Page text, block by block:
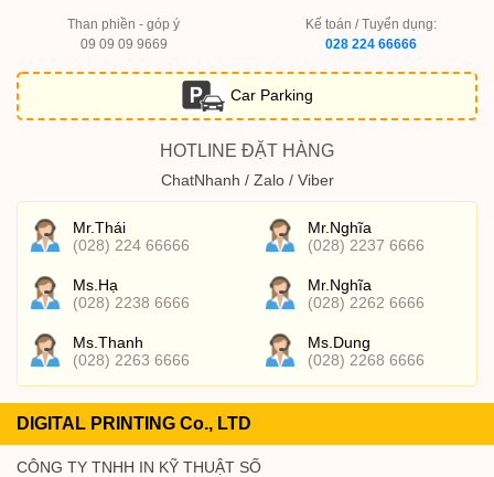
Than phiền - góp ý
09 09 09 9669
Kế toán / Tuyển dụng:
028 224 66666
Car Parking
HOTLINE ĐẶT HÀNG
ChatNhanh / Zalo / Viber
Mr.Thái
(028) 224 66666
Mr.Nghĩa
(028) 2237 6666
Ms.Hạ
(028) 2238 6666
Mr.Nghĩa
(028) 2262 6666
Ms.Thanh
(028) 2263 6666
Ms.Dung
(028) 2268 6666
DIGITAL PRINTING Co., LTD
CÔNG TY TNHH IN KỸ THUẬT SỐ